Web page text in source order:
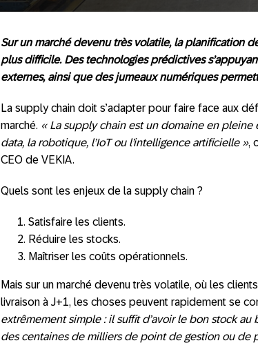
Sur un marché devenu très volatile, la planification
plus difficile. Des technologies prédictives
externes, ainsi que des jumeaux numériques
La supply chain doit s’adapter pour faire face aux
marché. « La supply chain est un domaine en pleine
data, la robotique, l’IoT ou l’intelligence artificielle »,
CEO de VEKIA.
Quels sont les enjeux de la supply chain ?
Satisfaire les clients.
Réduire les stocks.
Maîtriser les coûts opérationnels.
Mais sur un marché devenu très volatile, où les
livraison à J+1, les choses peuvent rapidement se
extrêmement simple : il suffit d’avoir le bon stock
des centaines de milliers de point de gestion ou de